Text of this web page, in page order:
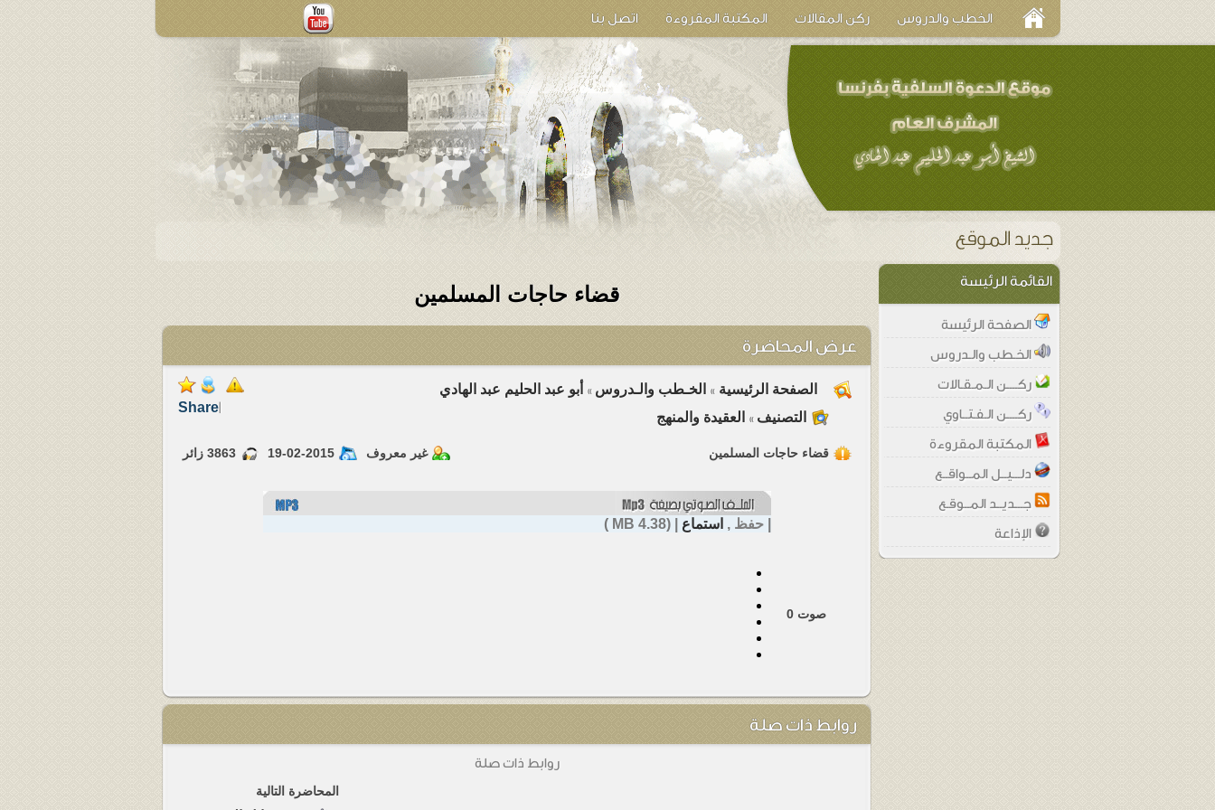
الخطب والدروس ركن المقالات المكتبة المقروءة اتصل بنا
قضاء حاجات المسلمين
عرض المحاضرة
الصفحة الرئيسية» الخـطب والـدروس » أبو عبد الحليم عبد الهادي
التصنيف » العقيدة والمنهج
Share|
قضاء حاجات المسلمين 3863 زائر 19-02-2015 غير معروف
|حفظ , استماع | (4.38 MB )
0 صوت
روابط ذات صلة
روابط ذات صلة
المحاضرة التالية
القائمة الرئيسة
الصفحة الرئيسة
الخـطب والـدروس
ركــــن الـمـقـالات
ركــــن الـفـتــاوي
المكتبة المقروءة
دلـــيــل المــواقــع
جـــديــد المــوقـع
الإذاعة